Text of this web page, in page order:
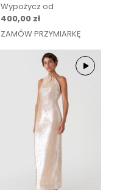
Wypożycz od
400,00 zł
ZAMÓW PRZYMIARKĘ